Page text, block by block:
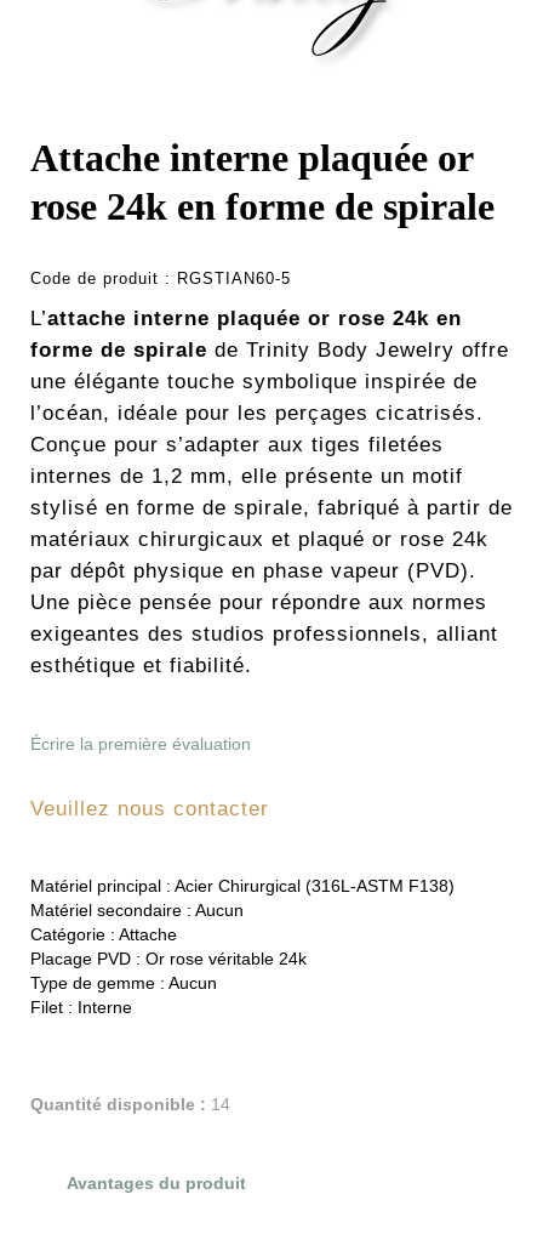
Attache interne plaquée or
rose 24k en forme de spirale
Code de produit : RGSTIAN60-5
L’attache interne plaquée or rose 24k en
forme de spirale de Trinity Body Jewelry offre
une élégante touche symbolique inspirée de
l’océan, idéale pour les perçages cicatrisés.
Conçue pour s’adapter aux tiges filetées
internes de 1,2 mm, elle présente un motif
stylisé en forme de spirale, fabriqué à partir de
matériaux chirurgicaux et plaqué or rose 24k
par dépôt physique en phase vapeur (PVD).
Une pièce pensée pour répondre aux normes
exigeantes des studios professionnels, alliant
esthétique et fiabilité.
Écrire la première évaluation
Veuillez nous contacter
Matériel principal : Acier Chirurgical (316L-ASTM F138)
Matériel secondaire : Aucun
Catégorie : Attache
Placage PVD : Or rose véritable 24k
Type de gemme : Aucun
Filet : Interne
Quantité disponible : 14
Avantages du produit